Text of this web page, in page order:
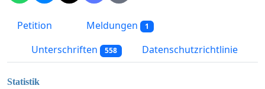
Petition Meldungen 1
Unterschriften 558 Datenschutzrichtlinie
Statistik